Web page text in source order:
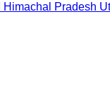
Himachal Pradesh